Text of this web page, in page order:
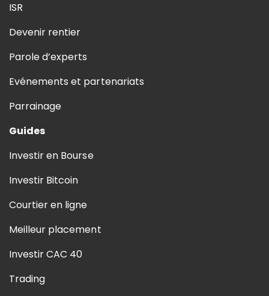
ISR
Devenir rentier
Parole d’experts
Evénements et partenariats
Parrainage
Guides
Investir en Bourse
Investir Bitcoin
Courtier en ligne
Meilleur placement
Investir CAC 40
Trading